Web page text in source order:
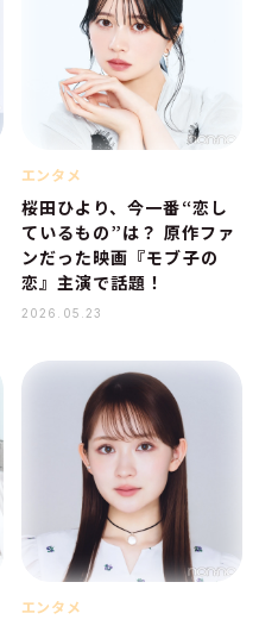
エンタメ
桜田ひより、今一番“恋し
ているもの”は？ 原作ファ
ンだった映画『モブ子の
恋』主演で話題！
2026.05.23
エンタメ